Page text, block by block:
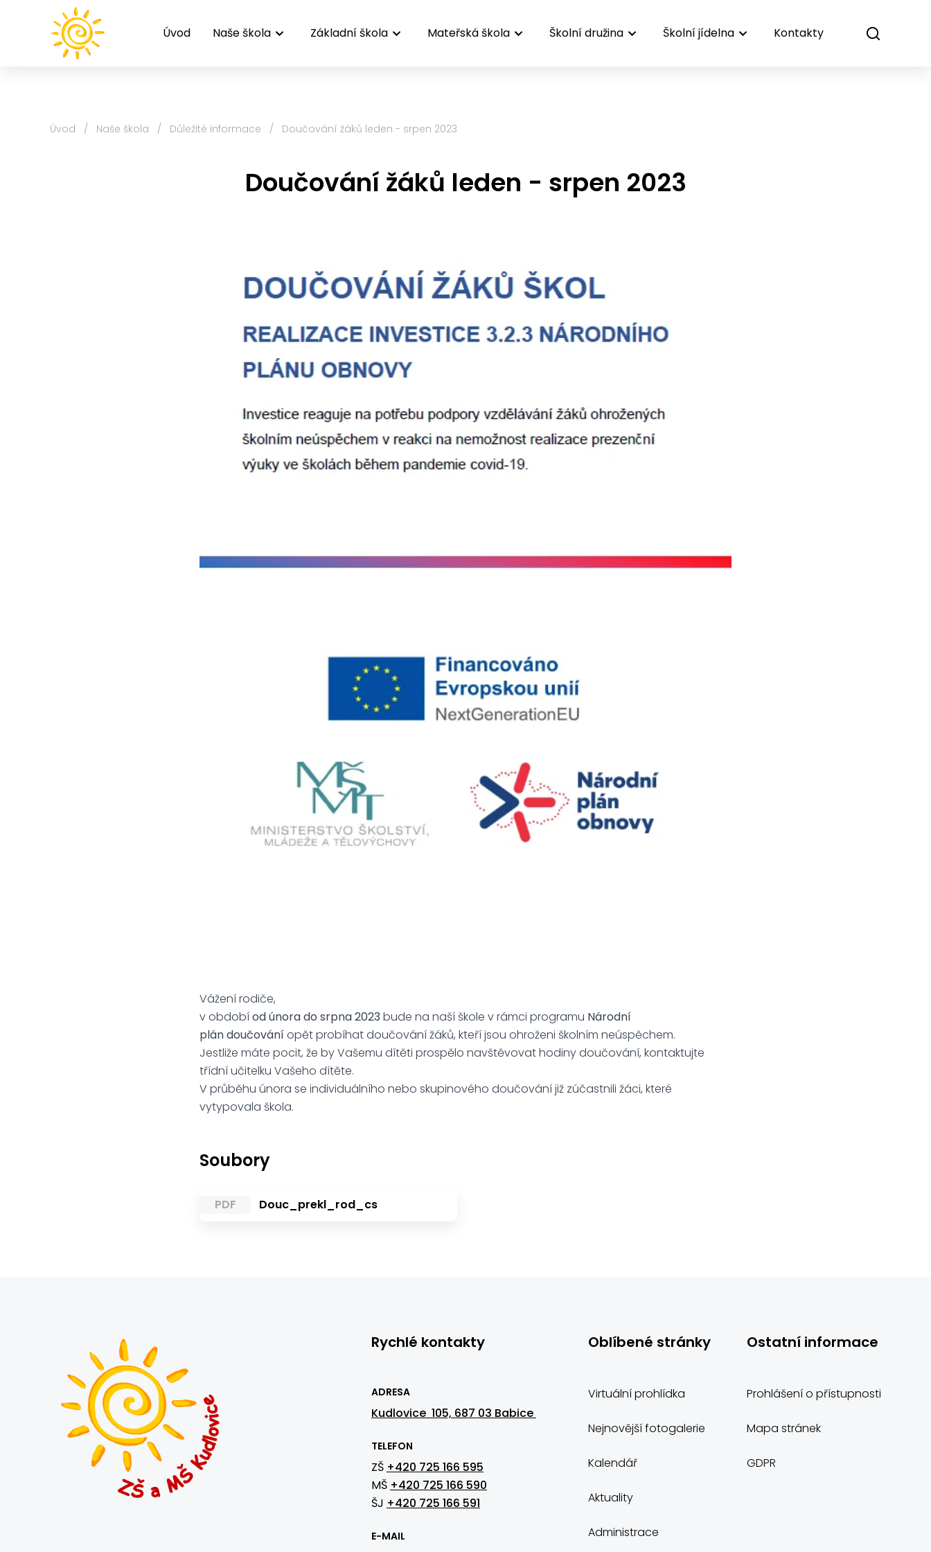
Úvod Naše škola Základní škola Mateřská škola Školní družina Školní jídelna Kontakty
Úvod / Naše škola / Důležité informace / Doučování žáků leden - srpen 2023
Doučování žáků leden - srpen 2023
Vážení rodiče,
v obdobíod února do srpna 2023 bude na naší škole v rámci programu Národní
plán doučováníopět probíhat doučování žáků, kteří jsou ohroženi školním neúspěchem.
Jestliže máte pocit, že by Vašemu dítěti prospělo navštěvovat hodiny doučování, kontaktujte
třídní učitelku Vašeho dítěte.
V průběhu února se individuálního nebo skupinového doučování již zúčastnili žáci, které
vytypovala škola.
Soubory
PDF Douc_prekl_rod_cs
Rychlé kontakty
ADRESA
Kudlovice 105, 687 03 Babice
TELEFON
ZŠ +420 725 166 595
MŠ +420 725 166 590
ŠJ +420 725 166 591
E-MAIL
Oblíbené stránky
Virtuální prohlídka
Nejnovější fotogalerie
Kalendář
Aktuality
Administrace
Ostatní informace
Prohlášení o přístupnosti
Mapa stránek
GDPR